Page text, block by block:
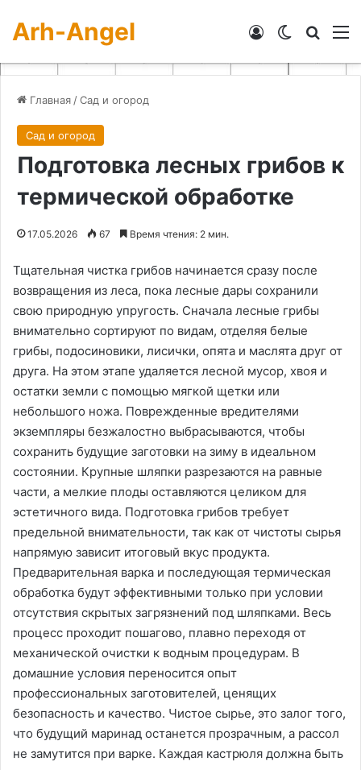
Arh-Angel Switch skin
Войти
Главная /Сад и огород
Сад и огород
Подготовка лесных грибов к
термической обработке
17.05.2026 67 Время чтения: 2 мин.
Тщательная чистка грибов начинается сразу после
возвращения из леса, пока лесные дары сохранили
свою природную упругость. Сначала лесные грибы
внимательно сортируют по видам, отделяя белые
грибы, подосиновики, лисички, опята и маслята друг от
друга. На этом этапе удаляется лесной мусор, хвоя и
остатки земли с помощью мягкой щетки или
небольшого ножа. Поврежденные вредителями
экземпляры безжалостно выбрасываются, чтобы
сохранить будущие заготовки на зиму в идеальном
состоянии. Крупные шляпки разрезаются на равные
части, а мелкие плоды оставляются целиком для
эстетичного вида. Подготовка грибов требует
предельной внимательности, так как от чистоты сырья
напрямую зависит итоговый вкус продукта.
Предварительная варка и последующая термическая
обработка будут эффективными только при условии
отсутствия скрытых загрязнений под шляпками. Весь
процесс проходит пошагово, плавно переходя от
механической очистки к водным процедурам. В
домашние условия переносится опыт
профессиональных заготовителей, ценящих
безопасность и качество. Чистое сырье, это залог того,
что будущий маринад останется прозрачным, а рассол
не замутится при варке. Каждая кастрюля должна быть